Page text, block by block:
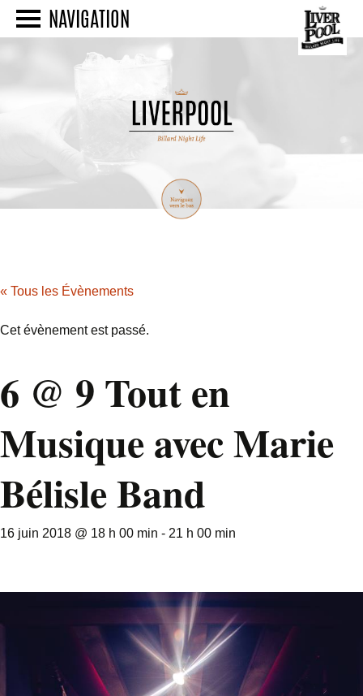
NAVIGATION
« Tous les Évènements
Cet évènement est passé.
6 @ 9 Tout en
Musique avec Marie
Bélisle Band
16 juin 2018 @ 18 h 00 min - 21 h 00 min